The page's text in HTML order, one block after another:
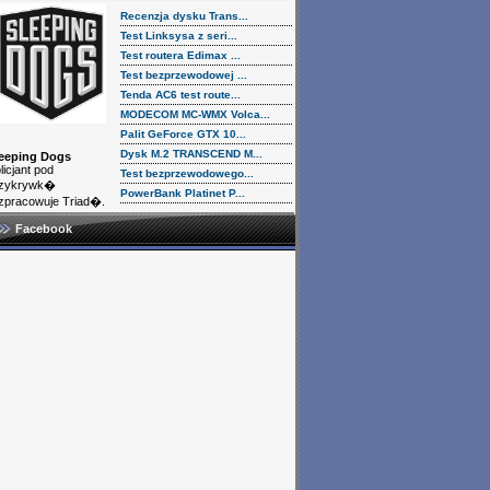
Dogs
pod
Triad�.
Recenzja dysku Trans...
Test Linksysa z seri...
Test routera Edimax ...
Test bezprzewodowej ...
Tenda AC6 test route...
MODECOM MC-WMX Volca...
Palit GeForce GTX 10...
Dysk M.2 TRANSCEND M...
Test bezprzewodowego...
PowerBank Platinet P...
Facebook